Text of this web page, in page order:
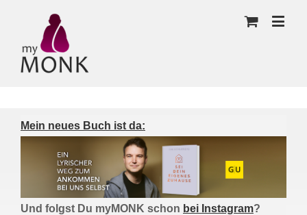
Mein neues Buch ist da:
Und folgst Du myMONK schon bei Instagram?